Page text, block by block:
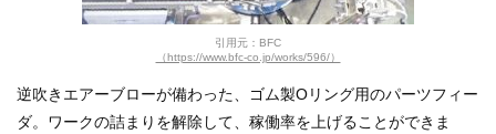
引用元：BFC
（https://www.bfc-co.jp/works/596/）
逆吹きエアーブローが備わった、ゴム製Oリング用のパーツフィー
ダ。ワークの詰まりを解除して、稼働率を上げることができま